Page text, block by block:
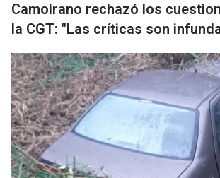
Camoirano rechazó los
la CGT: "Las críticas son